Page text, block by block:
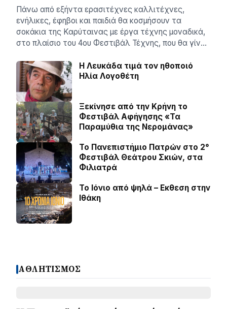
Πάνω από εξήντα ερασιτέχνες καλλιτέχνες,
ενήλικες, έφηβοι και παιδιά θα κοσμήσουν τα
σοκάκια της Καρύταινας με έργα τέχνης μοναδικά,
στο πλαίσιο του 4ου Φεστιβάλ Τέχνης, που θα γίν…
Η Λευκάδα τιμά τον ηθοποιό
Ηλία Λογοθέτη
Ξεκίνησε από την Κρήνη το
Φεστιβάλ Αφήγησης «Τα
Παραμύθια της Νερομάνας»
Το Πανεπιστήμιο Πατρών στο 2°
Φεστιβάλ Θεάτρου Σκιών, στα
Φιλιατρά
Το Ιόνιο από ψηλά – Eκθεση στην
Ιθάκη
ΑΘΛΗΤΙΣΜΟΣ